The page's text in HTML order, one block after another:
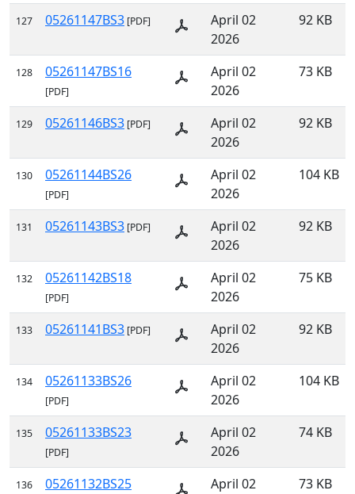
127 05261147BS3 [PDF]
April 02
2026
92 KB
128 05261147BS16
[PDF]
April 02
2026
73 KB
129 05261146BS3 [PDF]
April 02
2026
92 KB
130 05261144BS26
[PDF]
April 02
2026
104 KB
131 05261143BS3 [PDF]
April 02
2026
92 KB
132 05261142BS18
[PDF]
April 02
2026
75 KB
133 05261141BS3 [PDF]
April 02
2026
92 KB
134 05261133BS26
[PDF]
April 02
2026
104 KB
135 05261133BS23
[PDF]
April 02
2026
74 KB
136 05261132BS25 April 02 73 KB